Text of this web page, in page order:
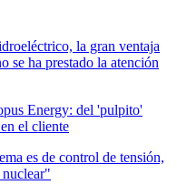
la gran ventaja
se ha prestado la atención
Energy: del 'pulpito'
el cliente
es de control de tensión,
nuclear"